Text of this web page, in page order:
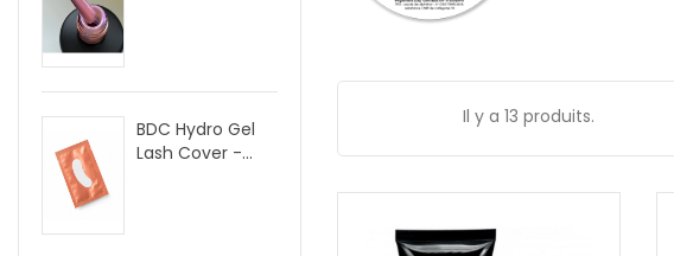
BDC Hydro Gel
Lash Cover -...
Il y a 13 produits.